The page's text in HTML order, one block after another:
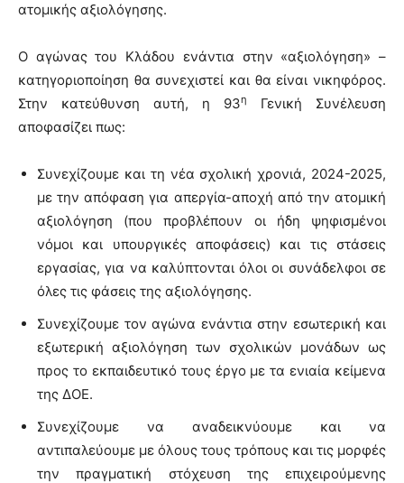
ατομικής αξιολόγησης.
Ο αγώνας του Κλάδου ενάντια στην «αξιολόγηση» –
κατηγοριοποίηση θα συνεχιστεί και θα είναι νικηφόρος.
Στην κατεύθυνση αυτή, η 93η
Γενική Συνέλευση
αποφασίζει πως:
Συνεχίζουμε και τη νέα σχολική χρονιά, 2024-2025,
με την απόφαση για απεργία-αποχή από την ατομική
αξιολόγηση (που προβλέπουν οι ήδη ψηφισμένοι
νόμοι και υπουργικές αποφάσεις) και τις στάσεις
εργασίας, για να καλύπτονται όλοι οι συνάδελφοι σε
όλες τις φάσεις της αξιολόγησης.
Συνεχίζουμε τον αγώνα ενάντια στην εσωτερική και
εξωτερική αξιολόγηση των σχολικών μονάδων ως
προς το εκπαιδευτικό τους έργο με τα ενιαία κείμενα
της ΔΟΕ.
Συνεχίζουμε να αναδεικνύουμε και να
αντιπαλεύουμε με όλους τους τρόπους και τις μορφές
την πραγματική στόχευση της επιχειρούμενης